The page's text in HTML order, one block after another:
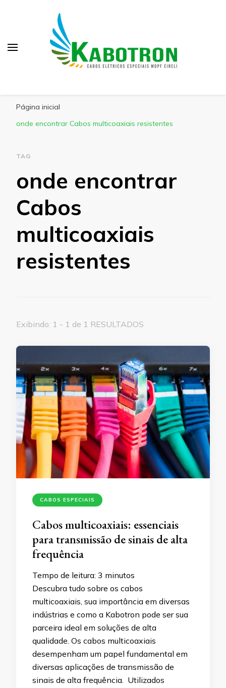
Página inicial
onde encontrar Cabos multicoaxiais resistentes
TAG
onde encontrar
Cabos
multicoaxiais
resistentes
Exibindo: 1 - 1 de 1 RESULTADOS
CABOS ESPECIAIS
Cabos multicoaxiais: essenciais
para transmissão de sinais de alta
frequência
Tempo de leitura: 3 minutos
Descubra tudo sobre os cabos
multicoaxiais, sua importância em diversas
indústrias e como a Kabotron pode ser sua
parceira ideal em soluções de alta
qualidade. Os cabos multicoaxiais
desempenham um papel fundamental em
diversas aplicações de transmissão de
sinais de alta frequência. Utilizados